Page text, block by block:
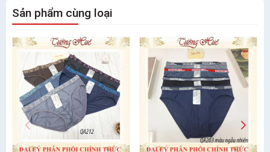
Sản phẩm cùng loại